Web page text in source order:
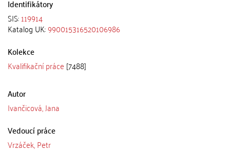
Identifikátory
SIS:119914
Katalog UK:990015316520106986
Kolekce
Kvalifikační práce [7488]
Autor
Ivančicová, Jana
Vedoucí práce
Vrzáček, Petr